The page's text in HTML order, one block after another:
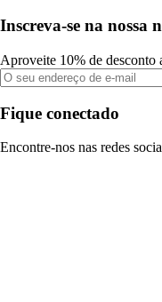
Inscreva-se na nossa
Aproveite 10% de desconto
Fique conectado
Encontre-nos nas redes